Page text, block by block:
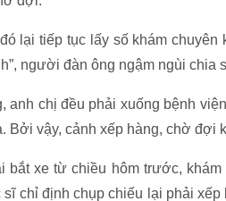
lại tiếp tục lấy số khám
người đàn ông ngậm ngùi chia
anh chị đều phải xuống bệnh
Bởi vậy, cảnh xếp hàng, chờ đợi
bắt xe từ chiều hôm trước,
chỉ định chụp chiếu lại phải